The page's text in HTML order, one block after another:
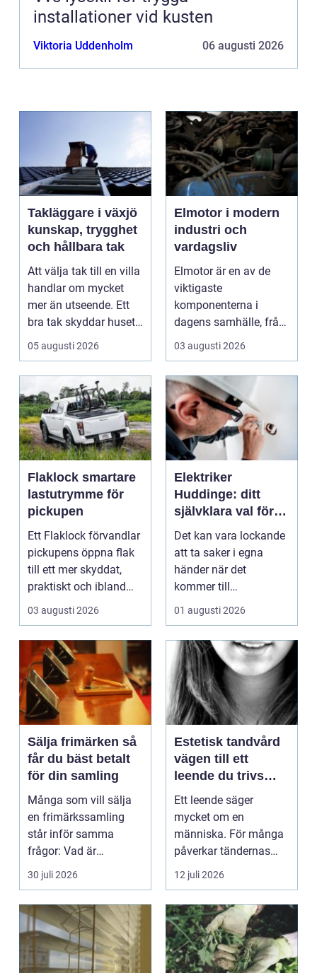
installationer vid kusten
Viktoria Uddenholm 06 augusti 2026
Takläggare i växjö
kunskap, trygghet
och hållbara tak
Att välja tak till en villa
handlar om mycket
mer än utseende. Ett
bra tak skyddar huset
mot regn, s...
05 augusti 2026
Elmotor i modern
industri och
vardagsliv
Elmotor är en av de
viktigaste
komponenterna i
dagens samhälle, från
små hushållsapparater
till stor...
03 augusti 2026
Flaklock smartare
lastutrymme för
pickupen
Ett Flaklock förvandlar
pickupens öppna flak
till ett mer skyddat,
praktiskt och ibland
också mer br...
03 augusti 2026
Elektriker
Huddinge: ditt
självklara val för
säker elinstallation
Det kan vara lockande
att ta saker i egna
händer när det
kommer till
hemförbättr...
01 augusti 2026
Sälja frimärken så
får du bäst betalt
för din samling
Många som vill sälja
en frimärkssamling
står inför samma
frågor: Vad är
samlingen värd? Var
vänder m...
30 juli 2026
Estetisk tandvård
vägen till ett
leende du trivs
med
Ett leende säger
mycket om en
människa. För många
påverkar tändernas
utseende både
självförtroendet ...
12 juli 2026